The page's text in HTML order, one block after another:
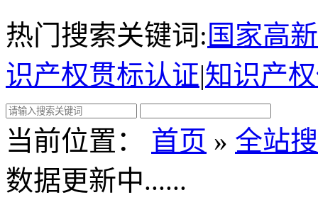
热门搜索关键词: 国家高
识产权贯标认证|知识产
当前位置： 首页 » 全站
数据更新中......